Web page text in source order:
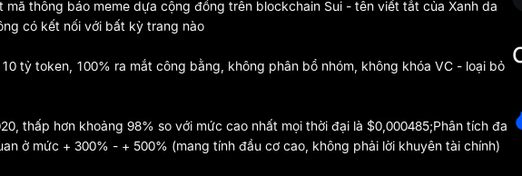
mã thông báo meme dựa cộng đồng trên blockchain Sui - tên viết tắt của Xanh da
có kết nối với bất kỳ trang nào
tỷ token, 100% ra mắt công bằng, không phân bổ nhóm, không khóa VC - loại bỏ
thấp hơn khoảng 98% so với mức cao nhất mọi thời đại là $0,000485;Phân tích đa
ở mức + 300% - + 500% (mang tính đầu cơ cao, không phải lời khuyên tài chính)